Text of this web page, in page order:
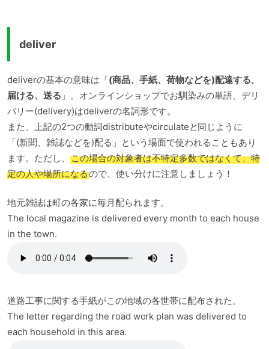
deliver
deliverの基本の意味は「(商品、手紙、荷物などを)配達する、
届ける、送る 」。オンラインショップでお馴染みの単語、デリ
バリー(delivery)はdeliverの名詞形です。
また、上記の2つの動詞distributeやcirculateと同じように
「(新聞、雑誌などを)配る」という場面で使われることもあり
ます。ただし、 この場合の対象者は不特定多数ではなくて、特
定の人や場所になるので、使い分けに注意しましょう！
地元雑誌は町の各家に毎月配られます。
The local magazine is delivered every month to each house
in the town.
道路工事に関する手紙がこの地域の各世帯に配布された。
The letter regarding the road work plan was delivered to
each household in this area.